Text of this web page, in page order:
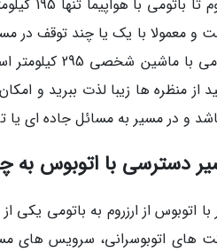
و معمولا با یک یا چند توقف در
از منظره ها زیبا لذت ببرید و
و در مسیر به مسائل جاده ای یا
دسترسی با اتوبوس
با اتوبوس از ارزروم به باتومی
های اتوبوسرانی، سرویس های